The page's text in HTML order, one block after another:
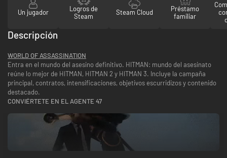
Un jugador
Logros de
Steam
Steam Cloud
Préstamo
familiar
Descripción
WORLD OF ASSASSINATION
Entra en el mundo del asesino definitivo. HITMAN: mundo del asesinato
reúne lo mejor de HITMAN, HITMAN 2 y HITMAN 3. Incluye la campaña
principal, contratos, intensificaciones, objetivos escurridizos y contenido
destacado.
CONVIÉRTETE EN EL AGENTE 47